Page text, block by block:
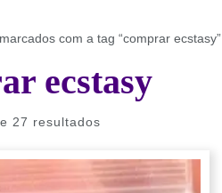
com a tag “comprar ecstasy”
ecstasy
27 resultados